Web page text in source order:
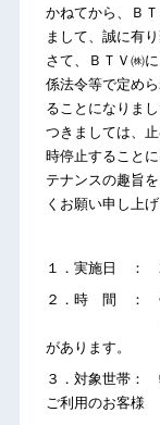
かねてから、Ｂ
まして、誠に有
さて、ＢＴＶ㈱
係法令等で定め
ることになりまし
つきましては、
時停止すること
テナンスの趣旨
くお願い申し上げ
１．実施日 ：
２．時 間 ：
＊上記時間
があります。
３．対象世帯：
ご利用のお客様